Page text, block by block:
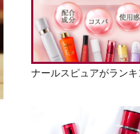
ナールスピュアがラン